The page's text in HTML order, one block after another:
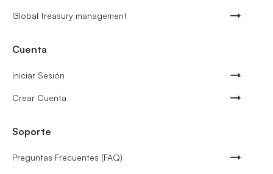
Global treasury management
Cuenta
Iniciar Sesión
Crear Cuenta
Soporte
Preguntas Frecuentes (FAQ)